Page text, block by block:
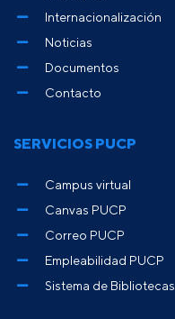
Internacionalización
Noticias
Documentos
Contacto
SERVICIOS PUCP
Campus virtual
Canvas PUCP
Correo PUCP
Empleabilidad PUCP
Sistema de Bibliotecas